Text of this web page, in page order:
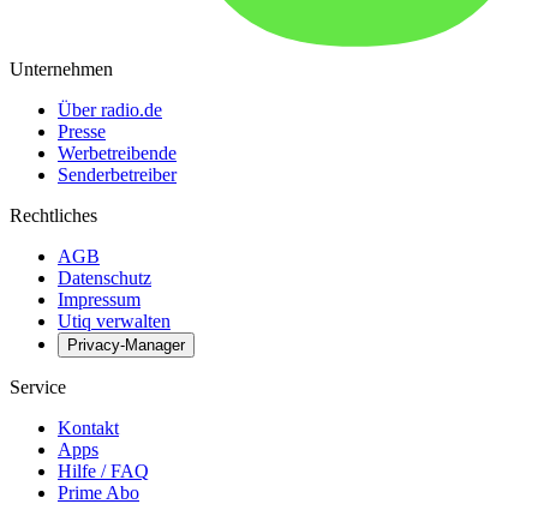
Unternehmen
Über radio.de
Presse
Werbetreibende
Senderbetreiber
Rechtliches
AGB
Datenschutz
Impressum
Utiq verwalten
Privacy-Manager
Service
Kontakt
Apps
Hilfe / FAQ
Prime Abo